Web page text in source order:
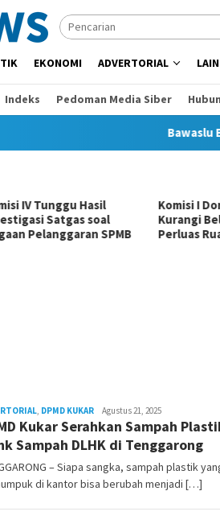
EKONOMI ADVERTORIAL
Indeks Pedoman Media Siber
Bawaslu
Komisi I Dorong Pemkot
Kurangi Belanja ASN demi
Perluas Ruang Pembangunan
, DPMD KUKAR Admin
Pesut
Agustus 21, 2025
Kukar Serahkan Sampah
Sampah DLHK di Tenggarong
– Siapa sangka, sampah plastik
di kantor bisa berubah menjadi […]